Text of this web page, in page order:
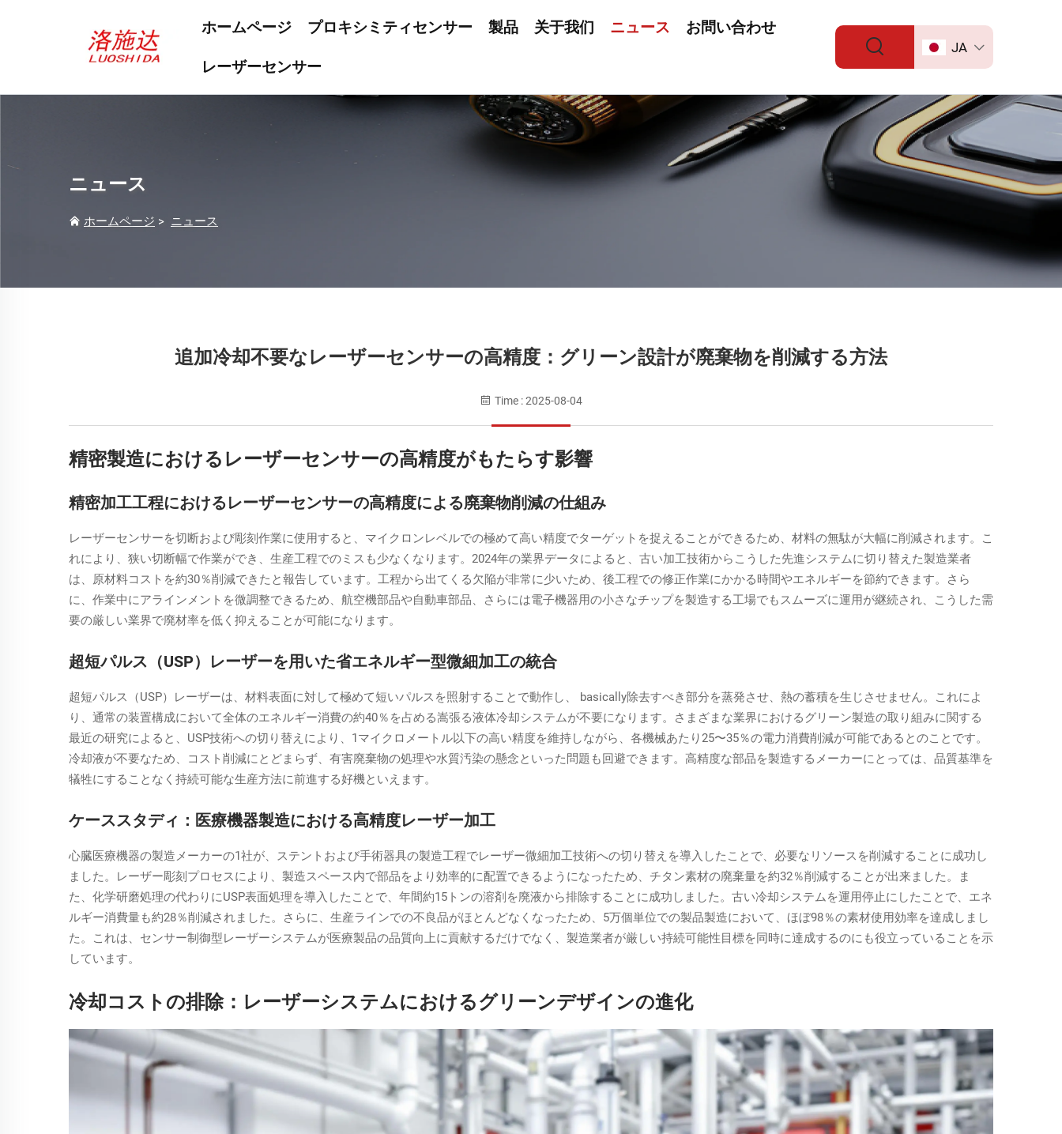
ホームページ プロキシミティセンサー 製品 关于我们 ニュース お問い合わせ
レーザーセンサー
JA
ニュース
ホームページ > ニュース
追加冷却不要なレーザーセンサーの高精度：グリーン設計が廃棄物を削減する方法
Time : 2025-08-04
精密製造におけるレーザーセンサーの高精度がもたらす影響
精密加工工程におけるレーザーセンサーの高精度による廃棄物削減の仕組み
レーザーセンサーを切断および彫刻作業に使用すると、マイクロンレベルでの極めて高い精度でターゲットを捉えることができるため、材料の無駄が大幅に削減されます。こ
れにより、狭い切断幅で作業ができ、生産工程でのミスも少なくなります。2024年の業界データによると、古い加工技術からこうした先進システムに切り替えた製造業者
は、原材料コストを約30％削減できたと報告しています。工程から出てくる欠陥が非常に少いため、後工程での修正作業にかかる時間やエネルギーを節約できます。さら
に、作業中にアラインメントを微調整できるため、航空機部品や自動車部品、さらには電子機器用の小さなチップを製造する工場でもスムーズに運用が継続され、こうした需
要の厳しい業界で廃材率を低く抑えることが可能になります。
超短パルス（USP）レーザーを用いた省エネルギー型微細加工の統合
超短パルス（USP）レーザーは、材料表面に対して極めて短いパルスを照射することで動作し、 basically除去すべき部分を蒸発させ、熱の蓄積を生じさせません。これによ
り、通常の装置構成において全体のエネルギー消費の約40％を占める嵩張る液体冷却システムが不要になります。さまざまな業界におけるグリーン製造の取り組みに関する
最近の研究によると、USP技術への切り替えにより、1マイクロメートル以下の高い精度を維持しながら、各機械あたり25〜35％の電力消費削減が可能であるとのことです。
冷却液が不要なため、コスト削減にとどまらず、有害廃棄物の処理や水質汚染の懸念といった問題も回避できます。高精度な部品を製造するメーカーにとっては、品質基準を
犠牲にすることなく持続可能な生産方法に前進する好機といえます。
ケーススタディ：医療機器製造における高精度レーザー加工
心臓医療機器の製造メーカーの1社が、ステントおよび手術器具の製造工程でレーザー微細加工技術への切り替えを導入したことで、必要なリソースを削減することに成功し
ました。レーザー彫刻プロセスにより、製造スペース内で部品をより効率的に配置できるようになったため、チタン素材の廃棄量を約32％削減することが出来ました。ま
た、化学研磨処理の代わりにUSP表面処理を導入したことで、年間約15トンの溶剤を廃液から排除することに成功しました。古い冷却システムを運用停止にしたことで、エネ
ルギー消費量も約28％削減されました。さらに、生産ラインでの不良品がほとんどなくなったため、5万個単位での製品製造において、ほぼ98％の素材使用効率を達成しまし
た。これは、センサー制御型レーザーシステムが医療製品の品質向上に貢献するだけでなく、製造業者が厳しい持続可能性目標を同時に達成するのにも役立っていることを示
しています。
冷却コストの排除：レーザーシステムにおけるグリーンデザインの進化